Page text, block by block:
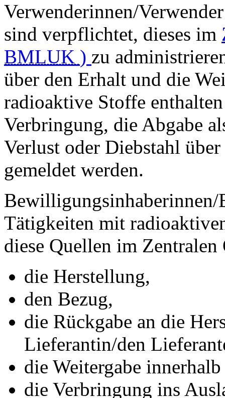
Verwenderinnen/
sind verpflichtet, dieses im
BMLUK ) zu
über den Erhalt und die
radioaktive Stoffe
Verbringung, die Abgabe
Verlust oder Diebstahl
gemeldet werden.
Tätigkeiten mit
diese Quellen im
die Herstellung,
den Bezug,
die Rückgabe an die
Lieferantin/den
die Weitergabe
die Verbringung ins